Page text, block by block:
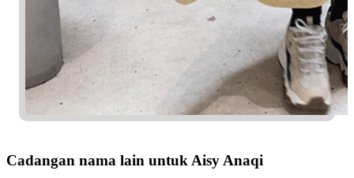
Cadangan nama lain untuk Aisy Anaqi